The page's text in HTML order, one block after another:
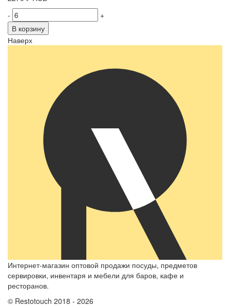
-
+
В корзину
Наверх
Интернет-магазин оптовой продажи посуды, предметов
сервировки, инвентаря и мебели для баров, кафе и
ресторанов.
© Restotouch 2018 - 2026